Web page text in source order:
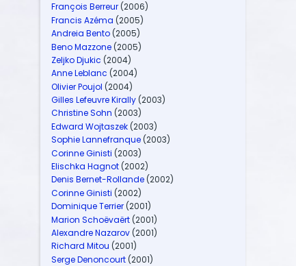
François Berreur (2006)
Francis Azéma (2005)
Andreia Bento (2005)
Beno Mazzone (2005)
Zeljko Djukic (2004)
Anne Leblanc (2004)
Olivier Poujol (2004)
Gilles Lefeuvre Kirally (2003)
Christine Sohn (2003)
Edward Wojtaszek (2003)
Sophie Lannefranque (2003)
Corinne Ginisti (2003)
Elischka Hagnot (2002)
Denis Bernet-Rollande (2002)
Corinne Ginisti (2002)
Dominique Terrier (2001)
Marion Schoëvaërt (2001)
Alexandre Nazarov (2001)
Richard Mitou (2001)
Serge Denoncourt (2001)